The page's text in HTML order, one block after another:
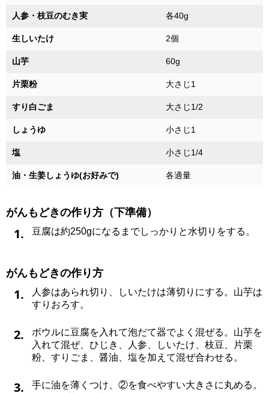
人参・枝豆のむき実 各40g
生しいたけ 2個
山芋 60g
片栗粉 大さじ1
すり白ごま 大さじ1/2
しょうゆ 小さじ1
塩 小さじ1/4
油・生姜しょうゆ(お好みで) 各適量
がんもどきの作り方（下準備）
1. 豆腐は約250gになるまでしっかりと水切りをする。
がんもどきの作り方
1.
人参はあられ切り、しいたけは薄切りにする。山芋は
すりおろす。
2.
ボウルに豆腐を入れて泡だて器でよく混ぜる。山芋を
入れて混ぜ、ひじき、人参、しいたけ、枝豆、片栗
粉、すりごま、醤油、塩を加えて混ぜ合わせる。
3.
手に油を薄くつけ、②を食べやすい大きさに丸める。